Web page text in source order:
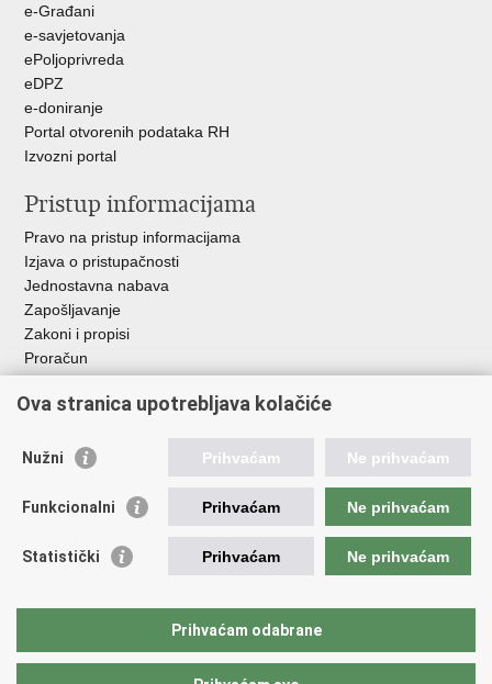
e-Građani
e-savjetovanja
ePoljoprivreda
eDPZ
e-doniranje
Portal otvorenih podataka RH
Izvozni portal
Pristup informacijama
Pravo na pristup informacijama
Izjava o pristupačnosti
Jednostavna nabava
Zapošljavanje
Zakoni i propisi
Proračun
RH
Važne poveznice
Hrvatska agencija za poljoprivredu i hranu
Agencija za plaćanja u poljoprivredi, ribarstvu i ruralnom
razvoju
Hrvatske šume
Pučka pravobraniteljica
Ova stranica upotrebljava kolačiće
Nužni Prihvaćam Ne prihvaćam
Funkcionalni Prihvaćam Ne prihvaćam
Statistički Prihvaćam Ne prihvaćam
Prihvaćam odabrane